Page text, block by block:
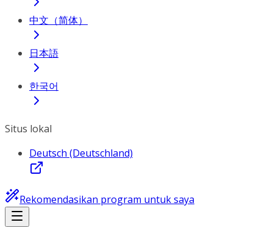
中文（简体）
日本語
한국어
Situs lokal
Deutsch (Deutschland)
Rekomendasikan program untuk saya